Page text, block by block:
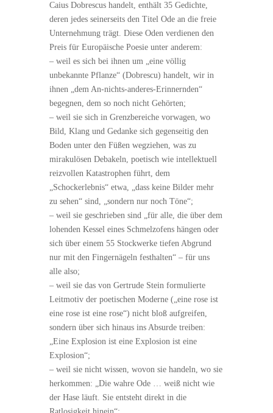
Caius Dobrescus handelt, enthält 35 Gedichte,
deren jedes seinerseits den Titel Ode an die freie
Unternehmung trägt. Diese Oden verdienen den
Preis für Europäische Poesie unter anderem:
– weil es sich bei ihnen um „eine völlig
unbekannte Pflanze“ (Dobrescu) handelt, wir in
ihnen „dem An-nichts-anderes-Erinnernden“
begegnen, dem so noch nicht Gehörten;
– weil sie sich in Grenzbereiche vorwagen, wo
Bild, Klang und Gedanke sich gegenseitig den
Boden unter den Füßen wegziehen, was zu
mirakulösen Debakeln, poetisch wie intellektuell
reizvollen Katastrophen führt, dem
„Schockerlebnis“ etwa, „dass keine Bilder mehr
zu sehen“ sind, „sondern nur noch Töne“;
– weil sie geschrieben sind „für alle, die über dem
lohenden Kessel eines Schmelzofens hängen oder
sich über einem 55 Stockwerke tiefen Abgrund
nur mit den Fingernägeln festhalten“ – für uns
alle also;
– weil sie das von Gertrude Stein formulierte
Leitmotiv der poetischen Moderne („eine rose ist
eine rose ist eine rose“) nicht bloß aufgreifen,
sondern über sich hinaus ins Absurde treiben:
„Eine Explosion ist eine Explosion ist eine
Explosion“;
– weil sie nicht wissen, wovon sie handeln, wo sie
herkommen: „Die wahre Ode … weiß nicht wie
der Hase läuft. Sie entsteht direkt in die